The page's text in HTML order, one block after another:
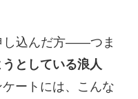
し込んだ方——つま
としている浪人
ートには、こんな